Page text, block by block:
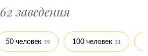
62 заведения
50 человек 59 100 человек 31